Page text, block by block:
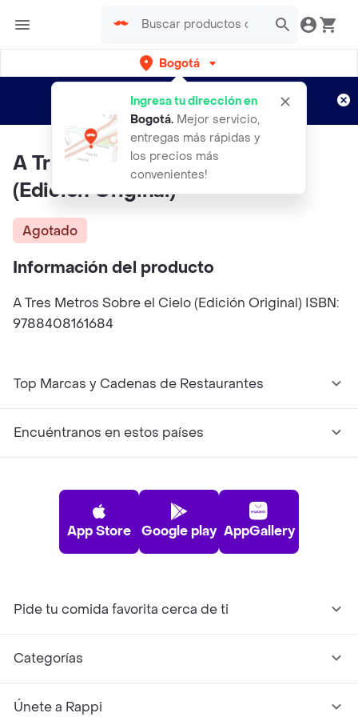
Bogotá
Ingresa tu dirección en
Bogotá. Mejor servicio,
entregas más rápidas y
los precios más
convenientes!
envíos gratis por semanas
Aplican TyC
A Tres Metros Sobre el Cielo
(Edición Original)
Agotado
Información del producto
A Tres Metros Sobre el Cielo (Edición Original) ISBN:
9788408161684
Top Marcas y Cadenas de Restaurantes
Encuéntranos en estos países
App Store Google play AppGallery
Pide tu comida favorita cerca de ti
Categorías
Únete a Rappi